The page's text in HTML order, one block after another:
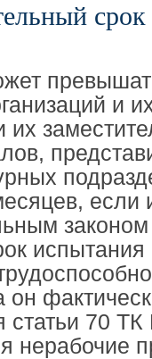
срок
и
их
если
законом
испытания
статьи 70
нерабочие